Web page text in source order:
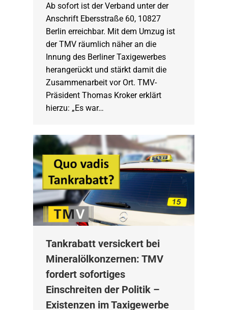
Ab sofort ist der Verband unter der
Anschrift Ebersstraße 60, 10827
Berlin erreichbar. Mit dem Umzug ist
der TMV räumlich näher an die
Innung des Berliner Taxigewerbes
herangerückt und stärkt damit die
Zusammenarbeit vor Ort. TMV-
Präsident Thomas Kroker erklärt
hierzu: „Es war…
Tankrabatt versickert bei
Mineralölkonzernen: TMV
fordert sofortiges
Einschreiten der Politik –
Existenzen im Taxigewerbe